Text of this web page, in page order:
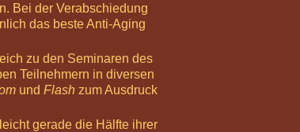
Bei der Verabschiedung
das beste Anti-Aging
zu den Seminaren des
Teilnehmern in diversen
und Flash zum Ausdruck
gerade die Hälfte ihrer